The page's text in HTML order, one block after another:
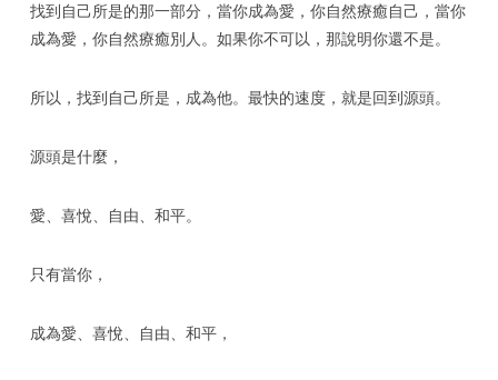
找到自己所是的那一部分，當你成為愛，你自然療癒自己，當你
成為愛，你自然療癒別人。如果你不可以，那說明你還不是。
所以，找到自己所是，成為他。最快的速度，就是回到源頭。
源頭是什麼，
愛、喜悅、自由、和平。
只有當你，
成為愛、喜悅、自由、和平，